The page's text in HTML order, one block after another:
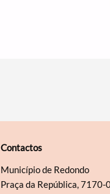
Contactos
Município de Redondo
Praça da República, 7170-